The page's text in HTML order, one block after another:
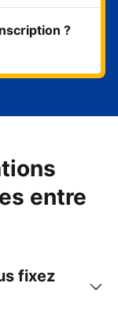
?
entre
fixez